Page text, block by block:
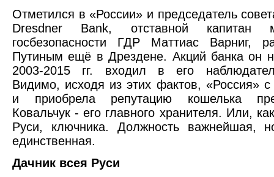
Отметился в «России» и председатель
Dresdner Bank, отставной капитан
госбезопасности ГДР Маттиас Варниг,
Путиным ещё в Дрездене. Акций банка он
2003-2015 гг. входил в его
Видимо, исходя из этих фактов, «Россия» с
и приобрела репутацию кошелька
Ковальчук - его главного хранителя. Или,
Руси, ключника. Должность важнейшая,
единственная.
Дачник всея Руси